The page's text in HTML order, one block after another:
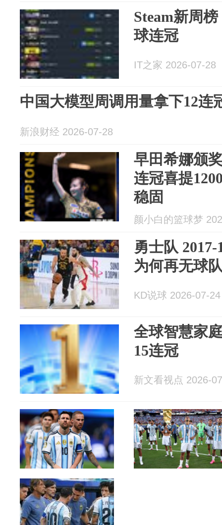
Steam新周
球连冠
IT之家 2026-07-28
中国大模型周调用量拿下12连
新浪财经 2026-07-28
早田希娜颁
连冠喜提
稳固
颜小白的篮球梦
勇士队
为何再无球
KD说球 2026-07-24
全球智慧家
15连冠
新文看视点 2026-